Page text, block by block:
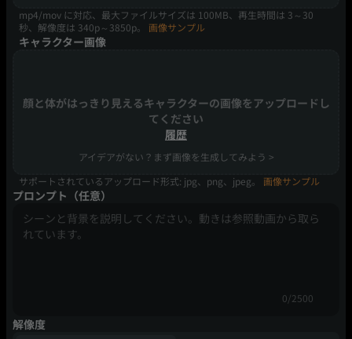
mp4/mov に対応、最大ファイルサイズは 100MB、再生時間は 3～30
秒、解像度は 340p～3850p。 画像サンプル
キャラクター画像
顔と体がはっきり見えるキャラクターの画像をアップロードし
てください
履歴
アイデアがない？まず画像を生成してみよう >
サポートされているアップロード形式: jpg、png、jpeg。 画像サンプル
プロンプト（任意）
0/2500
解像度